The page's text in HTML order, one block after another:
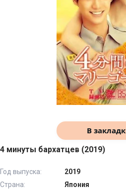
В
4 минуты бархатцев (2019)
Год выпуска:
2019
Страна:
Япония